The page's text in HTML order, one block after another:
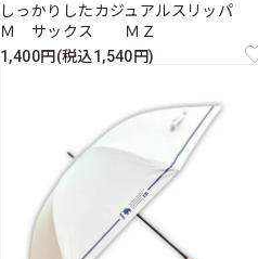
しっかりしたカジュアルスリッパ
Ｍ サックス ＭＺ
1,400円(税込1,540円)